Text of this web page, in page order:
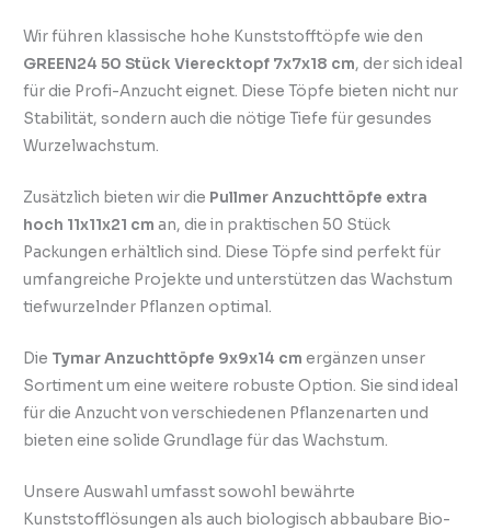
Wir führen klassische hohe Kunststofftöpfe wie den
GREEN24 50 Stück Vierecktopf 7x7x18 cm, der sich ideal
für die Profi-Anzucht eignet. Diese Töpfe bieten nicht nur
Stabilität, sondern auch die nötige Tiefe für gesundes
Wurzelwachstum.
Zusätzlich bieten wir die Pullmer Anzuchttöpfe extra
hoch 11x11x21 cm an, die in praktischen 50 Stück
Packungen erhältlich sind. Diese Töpfe sind perfekt für
umfangreiche Projekte und unterstützen das Wachstum
tiefwurzelnder Pflanzen optimal.
Die Tymar Anzuchttöpfe 9x9x14 cm ergänzen unser
Sortiment um eine weitere robuste Option. Sie sind ideal
für die Anzucht von verschiedenen Pflanzenarten und
bieten eine solide Grundlage für das Wachstum.
Unsere Auswahl umfasst sowohl bewährte
Kunststofflösungen als auch biologisch abbaubare Bio-